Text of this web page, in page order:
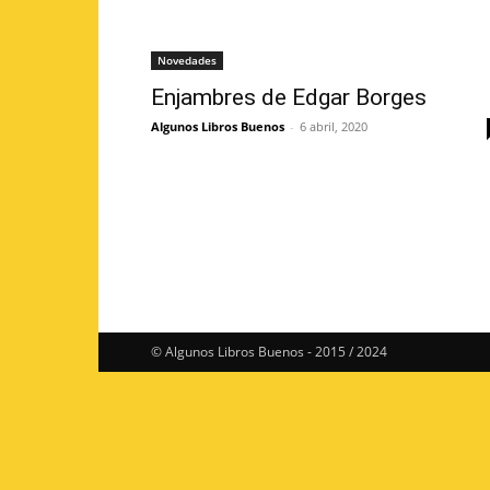
Novedades
Enjambres de Edgar Borges
Algunos Libros Buenos - 6 abril, 2020
© Algunos Libros Buenos - 2015 / 2024